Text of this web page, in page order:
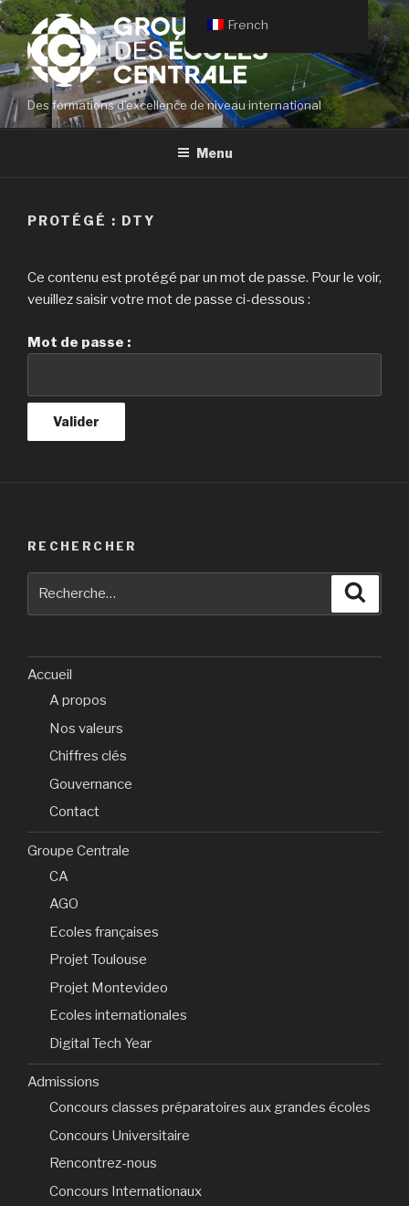
Aller
au
contenu
principal
Des formations d'excellence de niveau international
Menu
PROTÉGÉ : DTY
Ce contenu est protégé par un mot de passe. Pour le voir,
veuillez saisir votre mot de passe ci-dessous :
Mot de passe :
RECHERCHER
Accueil
A propos
Nos valeurs
Chiffres clés
Gouvernance
Contact
Groupe Centrale
CA
AGO
Ecoles françaises
Projet Toulouse
Projet Montevideo
Ecoles internationales
Digital Tech Year
Admissions
Concours classes préparatoires aux grandes écoles
Concours Universitaire
Rencontrez-nous
Concours Internationaux
French